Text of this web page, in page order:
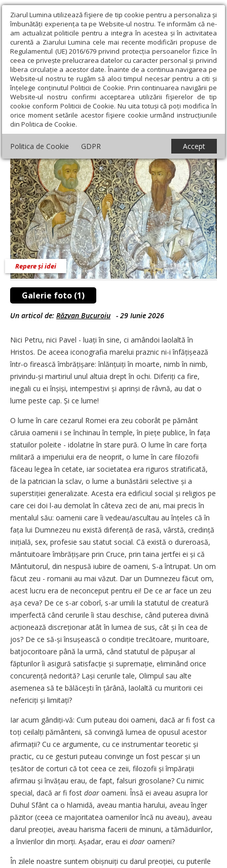
Ziarul Lumina utilizează fişiere de tip cookie pentru a personaliza și
îmbunătăți experiența ta pe Website-ul nostru. Te informăm că ne-
am actualizat politicile pentru a integra în acestea și în activitatea
curentă a Ziarului Lumina cele mai recente modificări propuse de
Regulamentul (UE) 2016/679 privind protecția persoanelor fizice în
ceea ce privește prelucrarea datelor cu caracter personal și privind
libera circulație a acestor date. Înainte de a continua navigarea pe
Website-ul nostru te rugăm să aloci timpul necesar pentru a citi și
înțelege conținutul Politicii de Cookie. Prin continuarea navigării pe
Website-ul nostru confirmi acceptarea utilizării fişierelor de tip
cookie conform Politicii de Cookie. Nu uita totuși că poți modifica în
orice moment setările acestor fişiere cookie urmând instrucțiunile
din Politica de Cookie.
Politica de Cookie GDPR Accept
Ziarul Lumina › Opinii › Repere și idei › Petru sau Pavel?
Petru sau Pavel?
Galerie foto (1)
Repere și idei
Un articol de: Răzvan Bucuroiu - 29 Iunie 2026
Nici Petru, nici Pavel - luați în sine, ci amândoi laolaltă în
Hristos. De aceea iconografia marelui praznic ni-i înfățișează
într-o firească îmbră­țișare: înlănțuiți în moarte, nimb în nimb,
privindu-și martiriul unul altuia drept în ochi. Diferiți ca fire,
inegali cu ei înșiși, intempestivi și aprinși de râvnă, au dat o
lume peste cap. Și ce lume!
O lume în care cezarul Romei era zeu coborât pe pământ
căruia oamenii i se închinau în temple, în piețe publice, în fața
statuilor poleite - idolatrie în stare pură. O lume în care forța
militară a imperiului era de neoprit, o lume în care filozofii
făceau legea în cetate, iar societatea era riguros stratificată,
de la patrician la sclav, o lume a bunăstării selective și a
superstiției generalizate. Acesta era edificiul social și religios pe
care cei doi l-au demolat în câteva zeci de ani, mai precis în
mentalul său: oamenii care îi vedeau/ascultau au înțeles că în
fața lui Dumnezeu nu există dife­rență de rasă, vârstă, credință
ini­țială, sex, profesie sau statut social. Că există o dureroasă,
mântuitoare îmbrățișare prin Cruce, prin taina jertfei ei și că
Mântuitorul, din ne­spusă iubire de oameni, S-a întrupat. Un om
făcut zeu - romanii au mai văzut. Dar un Dumnezeu făcut om,
acest lucru era de neconceput pentru ei! De ce ar face un zeu
așa ceva? De ce s-ar coborî, s-ar umili la statutul de creatură
imperfectă când cerurile îi stau deschise, când puterea divină
acționează discre­ționar atât în lumea de sus, cât și în cea de
jos? De ce să-și însușească o con­diție trecătoare, muritoare,
batjocoritoare până la urmă, când statutul de păpușar al
făpturilor îi asigură satisfacție și supremație, eliminând orice
concurență nedorită? Lași cerurile tale, Olimpul sau alte
asemenea să te bălăcești în țărână, laolaltă cu muritorii cei
nefericiți și limitați?
Iar acum gândiți-vă: Cum puteau doi oameni, dacă ar fi fost ca
toți ceilalți pământeni, să convingă lumea de opusul acestor
afirmații? Cu ce argumente, cu ce instrumentar teoretic și
practic, cu ce gesturi puteau convinge un fost pescar și un
țesător de corturi că tot ceea ce zeii, filozofii și împărații
afirmau și învățau erau, de fapt, falsuri grosolane? Cu nimic
special, dacă ar fi fost doar oameni. Însă ei aveau asupra lor
Duhul Sfânt ca o hlamidă, aveau mantia harului, aveau înger
păzitor (ceea ce majoritatea oamenilor încă nu aveau), aveau
darul preoției, aveau harisma facerii de minuni, a tămăduirilor,
a învierilor din morți. Așadar, erau ei doar oameni?
În zilele noastre suntem obișnuiți cu darul preoției, cu puterile